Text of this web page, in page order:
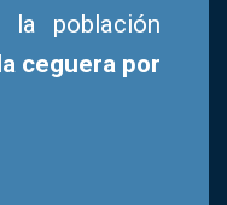
la población
ceguera por